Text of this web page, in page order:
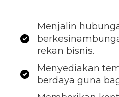
Menjalin
rekan bisnis.
Menyediakan
berdaya guna